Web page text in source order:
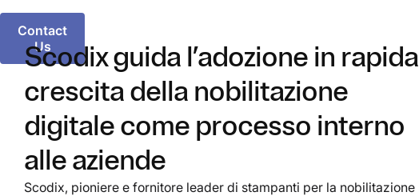
Contact
Us
Scodix guida l’adozione in rapida
crescita della nobilitazione
digitale come processo interno
alle aziende
Scodix, pioniere e fornitore leader di stampanti per la nobilitazione